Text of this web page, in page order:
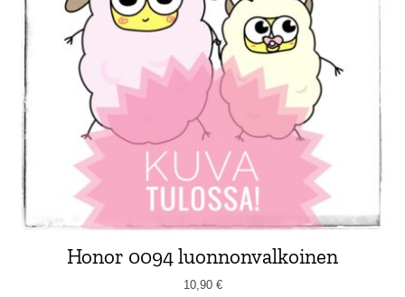
Honor 0094 luonnonvalkoinen
10,90 €